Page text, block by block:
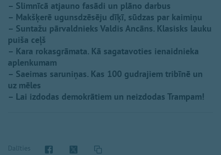
– Slimnīcā atjauno fasādi un plāno darbus
– Makšķerē ugunsdzēsēju dīķī, sūdzas par kaimiņu
– Suntažu pārvaldnieks Valdis Ancāns. Klasisks lauku
puiša ceļš
– Kara rokasgrāmata. Kā sagatavoties ienaidnieka
aplenkumam
– Saeimas saruniņas. Kas 100 gudrajiem tribīnē un
uz mēles
– Lai izdodas demokrātiem un neizdodas Trampam!
Dalīties